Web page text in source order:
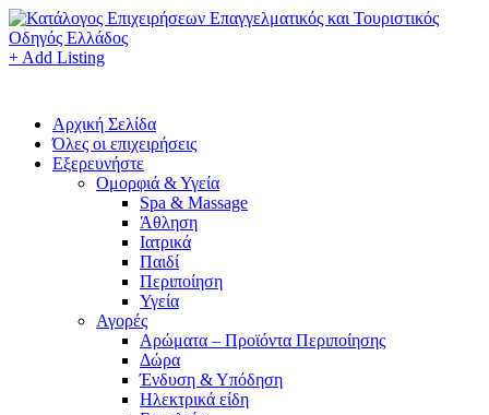
+ Add Listing
Αρχική Σελίδα
Όλες οι επιχειρήσεις
Εξερευνήστε
Ομορφιά & Υγεία
Spa & Massage
Άθληση
Ιατρικά
Παιδί
Περιποίηση
Υγεία
Αγορές
Αρώματα – Προϊόντα Περιποίησης
Δώρα
Ένδυση & Υπόδηση
Ηλεκτρικά είδη